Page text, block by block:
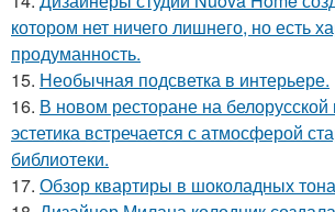
котором нет ничего лишнего, но есть
продуманность.
15. Необычная подсветка в интерьере.
16. В новом ресторане на белорусской
эстетика встречается с атмосферой
библиотеки.
17. Обзор квартиры в шоколадных